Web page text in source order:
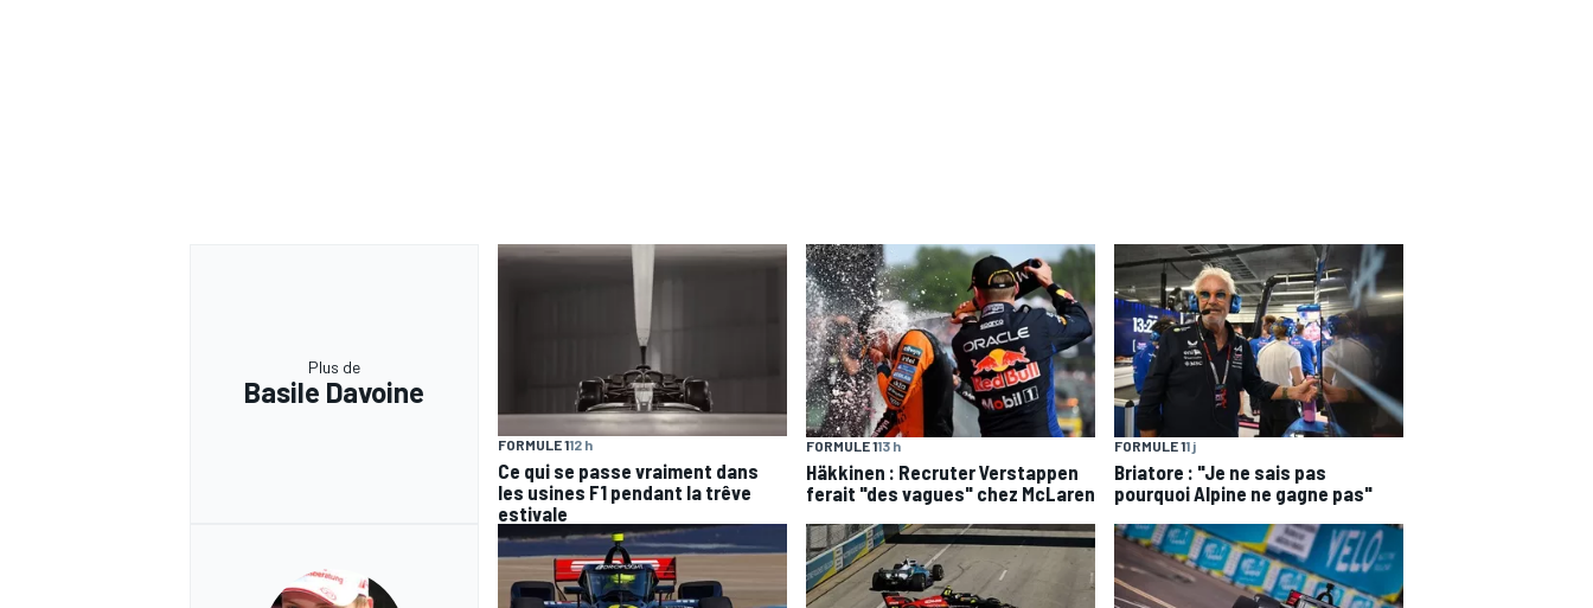
Plus de
Basile Davoine
FORMULE 112 h
Ce qui se passe vraiment dans
les usines F1 pendant la trêve
estivale
FORMULE 113 h
Häkkinen : Recruter Verstappen
ferait "des vagues" chez McLaren
FORMULE 11 j
Briatore : "Je ne sais pas
pourquoi Alpine ne gagne pas"